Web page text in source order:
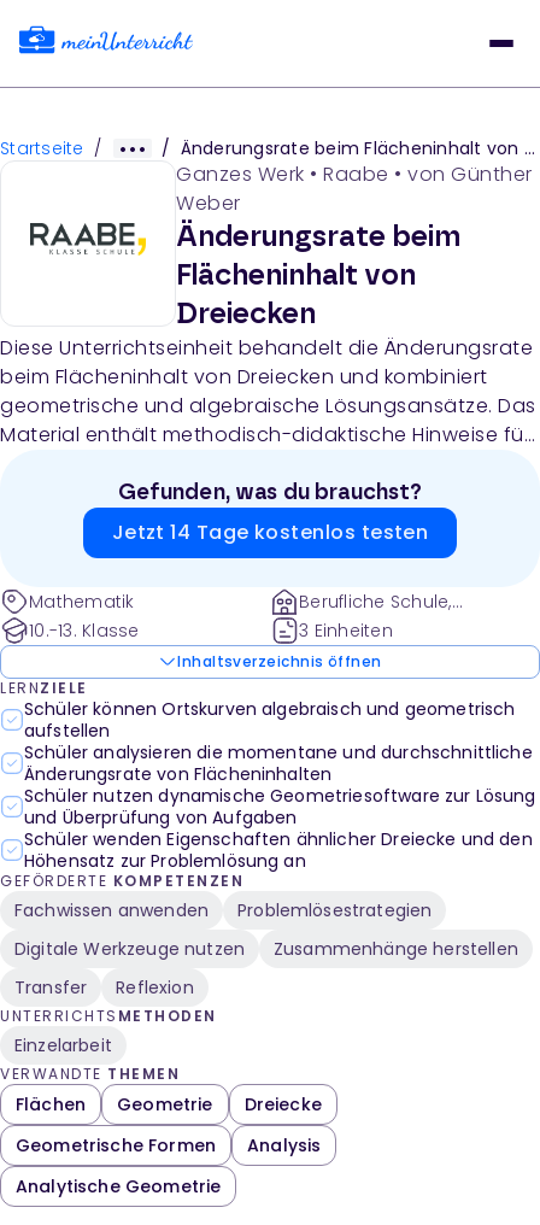
Startseite / / Änderungsrate beim Flächeninhalt von Dreiecken
Ganzes Werk • Raabe • von Günther
Weber
Änderungsrate beim
Flächeninhalt von
Dreiecken
Diese Unterrichtseinheit behandelt die Änderungsrate
beim Flächeninhalt von Dreiecken und kombiniert
geometrische und algebraische Lösungsansätze. Das
Material enthält methodisch-didaktische Hinweise für
Schwierigkeitsstufen und ausführliche Lösungen mit
mehreren Lösungswegen, wobei der Einsatz von
dynamischer Geometriesoftware (GeoGebra, Euklid
empfohlen wird.
Gefunden, was du brauchst?
Jetzt 14 Tage kostenlos testen
Mathematik
10.-13. Klasse
Berufliche Schule,
Gymnasium
3 Einheiten
Inhaltsverzeichnis öffnen
LERNZIELE
Schüler können Ortskurven algebraisch und geometrisch
aufstellen
Schüler analysieren die momentane und durchschnittliche
Änderungsrate von Flächeninhalten
Schüler nutzen dynamische Geometriesoftware zur Lösung
und Überprüfung von Aufgaben
Schüler wenden Eigenschaften ähnlicher Dreiecke und den
Höhensatz zur Problemlösung an
GEFÖRDERTE KOMPETENZEN
Fachwissen anwenden
Problemlösestrategien
Digitale Werkzeuge nutzen
Zusammenhänge herstellen
Transfer
Reflexion
UNTERRICHTS METHODEN
Einzelarbeit
VERWANDTE THEMEN
Flächen Geometrie
Dreiecke
Geometrische Formen
Analysis
Analytische Geometrie